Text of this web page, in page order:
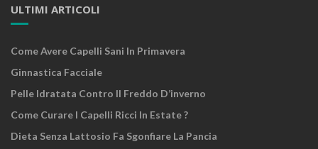
ULTIMI ARTICOLI
Come Avere Capelli Sani In Primavera
Ginnastica Facciale
Pelle Idratata Contro Il Freddo D’inverno
Come Curare I Capelli Ricci In Estate ?
Dieta Senza Lattosio Fa Sgonfiare La Pancia